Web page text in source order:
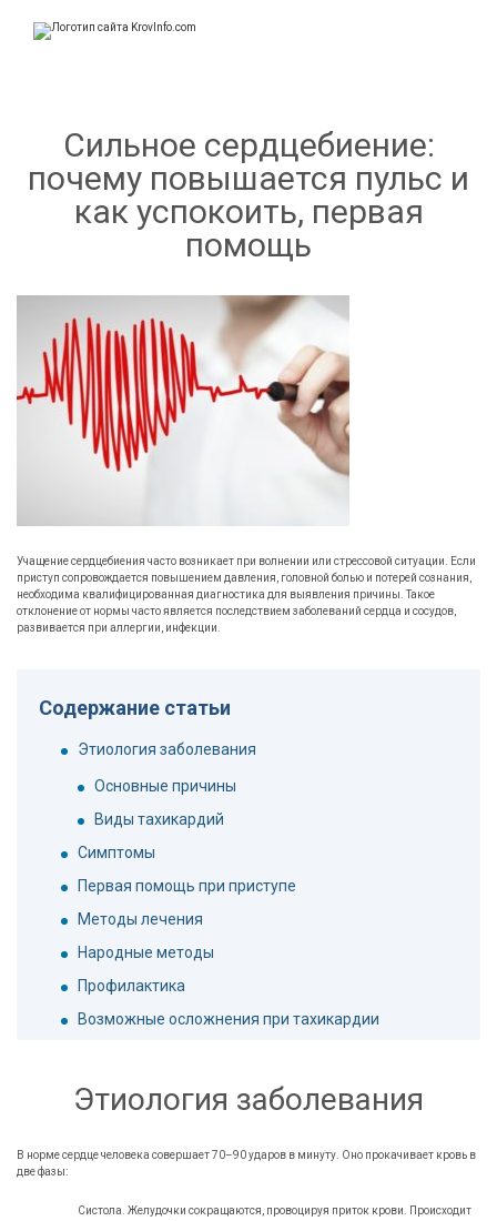
Сильное сердцебиение:
почему повышается пульс и
как успокоить, первая
помощь
Учащение сердцебиения часто возникает при волнении или стрессовой ситуации. Если
приступ сопровождается повышением давления, головной болью и потерей сознания,
необходима квалифицированная диагностика для выявления причины. Такое
отклонение от нормы часто является последствием заболеваний сердца и сосудов,
развивается при аллергии, инфекции.
Содержание статьи
Этиология заболевания
Основные причины
Виды тахикардий
Симптомы
Первая помощь при приступе
Методы лечения
Народные методы
Профилактика
Возможные осложнения при тахикардии
Этиология заболевания
В норме сердце человека совершает 70–90 ударов в минуту. Оно прокачивает кровь в
две фазы:
Систола. Желудочки сокращаются, провоцируя приток крови. Происходит